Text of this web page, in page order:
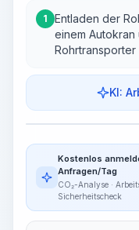
1
Entladen der
einem
Rohrtransporter
KI:
Arbeitsschritte
~15-
Kostenlos
Anfragen/Tag
CO₂-Analyse ·
Sicherheitscheck